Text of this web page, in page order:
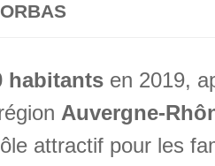
habitants en 2019,
Auvergne-
attractif pour les